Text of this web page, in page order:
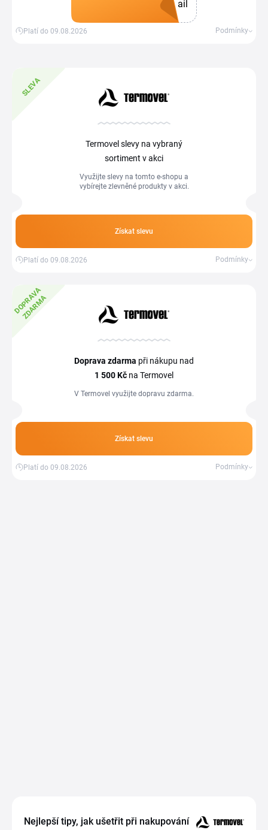
ail
Platí do 09.08.2026 Podmínky
SLEVA
Termovel slevy na vybraný
sortiment v akci
Využijte slevy na tomto e-shopu a
vybírejte zlevněné produkty v akci.
Získat slevu
Platí do 09.08.2026 Podmínky
D
O
P
R
A
V
A
Z
D
A
R
M
A
Doprava zdarma při nákupu nad
1 500 Kč na Termovel
V Termovel využijte dopravu zdarma.
Získat slevu
Platí do 09.08.2026 Podmínky
Nejlepší tipy, jak ušetřit při nakupování